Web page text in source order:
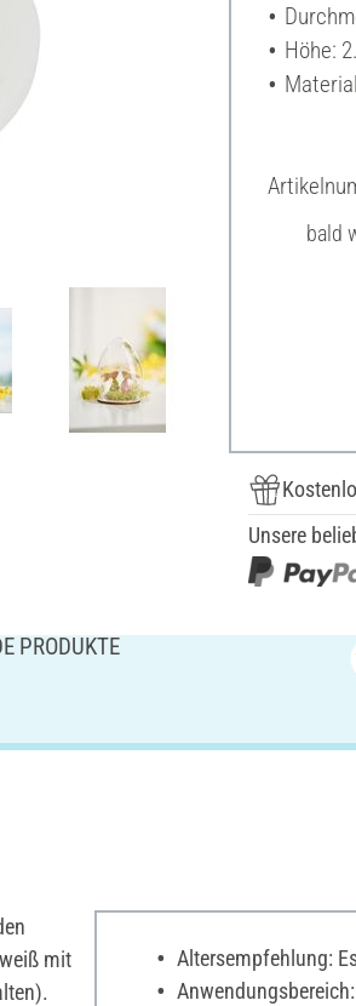
Höhe:
bald
Unsere
PRODUKTE
mit
Altersempfehlung: